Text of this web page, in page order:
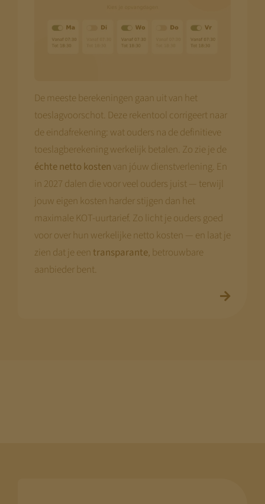
De meeste berekeningen gaan uit van het
toeslagvoorschot. Deze rekentool corrigeert naar
de eindafrekening: wat ouders na de definitieve
toeslagberekening werkelijk betalen. Zo zie je de
échte netto kostenvan jóuw dienstverlening. En
in 2027 dalen die voor veel ouders juist — terwijl
jouw eigen kosten harder stijgen dan het
maximale KOT-uurtarief. Zo licht je ouders goed
voor over hun werkelijke netto kosten — en laat je
zien dat je eentransparante, betrouwbare
aanbieder bent.